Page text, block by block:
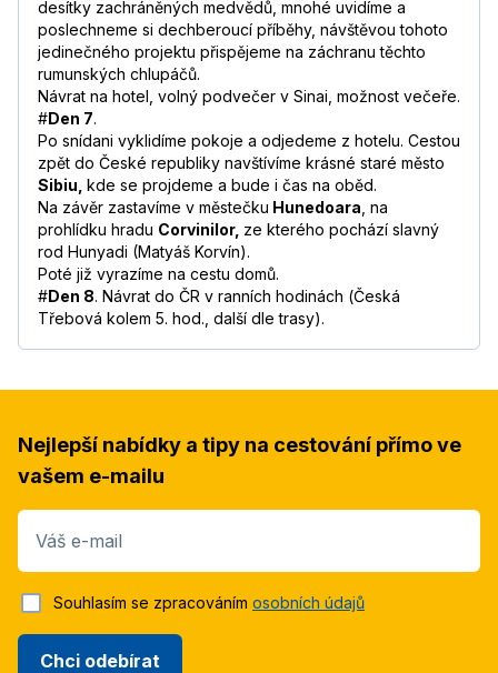
desítky zachráněných medvědů, mnohé uvidíme a
poslechneme si dechberoucí příběhy, návštěvou tohoto
jedinečného projektu přispějeme na záchranu těchto
rumunských chlupáčů.
Návrat na hotel, volný podvečer v Sinai, možnost večeře.
#Den 7.
Po snídani vyklidíme pokoje a odjedeme z hotelu. Cestou
zpět do České republiky navštívíme krásné staré město
Sibiu, kde se projdeme a bude i čas na oběd.
Na závěr zastavíme v městečku Hunedoara , na
prohlídku hradu Corvinilor, ze kterého pochází slavný
rod Hunyadi (Matyáš Korvín).
Poté již vyrazíme na cestu domů.
#Den 8. Návrat do ČR v ranních hodinách (Česká
Třebová kolem 5. hod., další dle trasy).
Nejlepší nabídky a tipy na cestování přímo ve
vašem e-mailu
Váš e-mail
Chci odebírat
Souhlasím se zpracováním osobních údajů